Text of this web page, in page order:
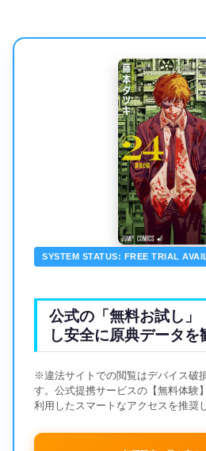
SYSTEM STATUS: FREE TRIAL
公式の「無料お試し」
し安全に原典データを
※違法サイトでの閲覧はデバイス破
す。公式提携サービスの【無料体験
利用したスマートなアクセスを推奨